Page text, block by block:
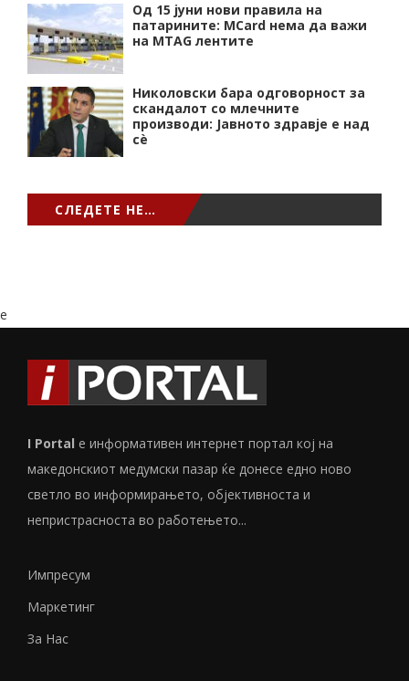
Од 15 јуни нови правила на
патарините: MCard нема да важи
на MTAG лентите
Николовски бара одговорност за
скандалот со млечните
производи: Јавното здравје е над
сѐ
СЛЕДЕТЕ НЕ…
e
I Portal е информативен интернет портал кој на
македонскиот медумски пазар ќе донесе едно ново
светло во информирањето, објективноста и
непристрасноста во работењето...
Импресум
Маркетинг
За Нас